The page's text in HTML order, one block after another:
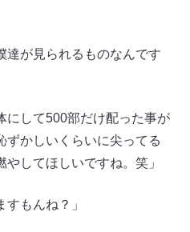
達が見られるものなんです
にして500部だけ配った事が
かしいくらいに尖ってる
してほしいですね。笑」
もんね？」